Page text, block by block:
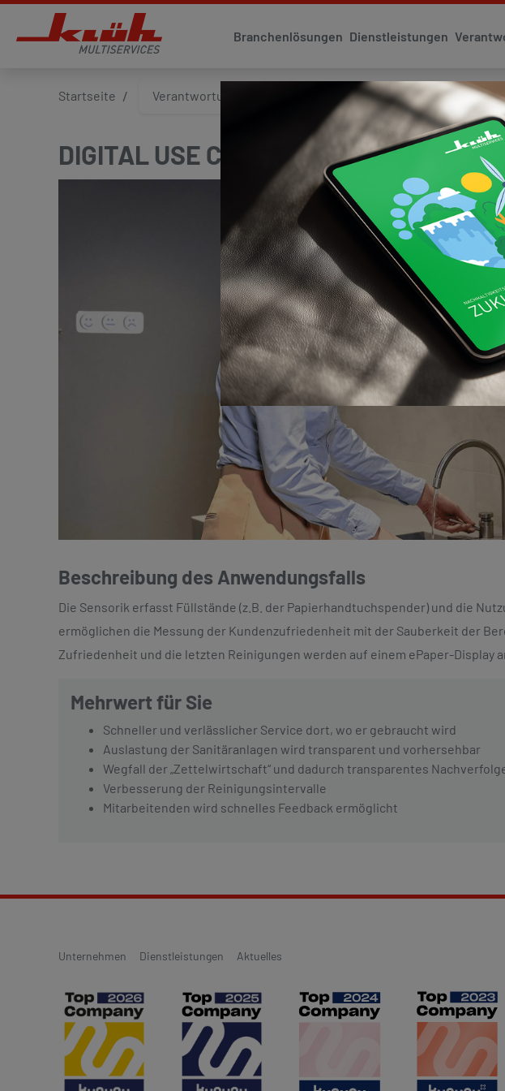
Branchenlösungen Dienstleistungen
Startseite Verantwortung Digitalisierung und Innovationen
DIGITAL USE CASE | SMARTE
Beschreibung des Anwendungsfalls
Die Sensorik erfasst Füllstände (z.B. der Papierhandtuchspender) und die
ermöglichen die Messung der Kundenzufriedenheit mit der Sauberkeit der
Zufriedenheit und die letzten Reinigungen werden auf einem ePaper-Display
Mehrwert für Sie
Schneller und verlässlicher Service dort, wo er gebraucht wird
Auslastung der Sanitäranlagen wird transparent und vorhersehbar
Wegfall der „Zettelwirtschaft“ und dadurch transparentes
Verbesserung der Reinigungsintervalle
Mitarbeitenden wird schnelles Feedback ermöglicht
Unternehmen Dienstleistungen Aktuelles